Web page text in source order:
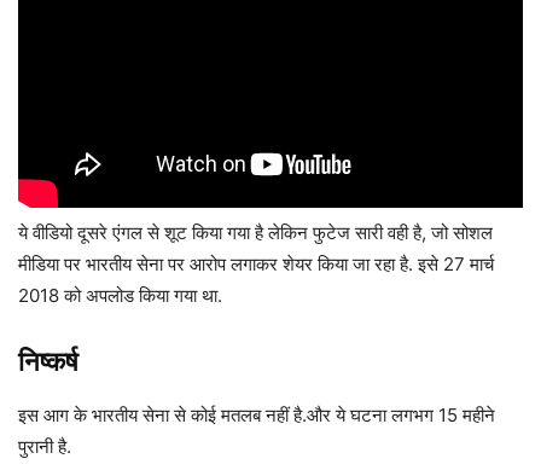
ये वीडियो दूसरे एंगल से शूट किया गया है लेकिन फुटेज सारी वही है, जो सोशल
मीडिया पर भारतीय सेना पर आरोप लगाकर शेयर किया जा रहा है. इसे 27 मार्च
2018 को अपलोड किया गया था.
निष्कर्ष
इस आग के भारतीय सेना से कोई मतलब नहीं है.और ये घटना लगभग 15 महीने
पुरानी है.